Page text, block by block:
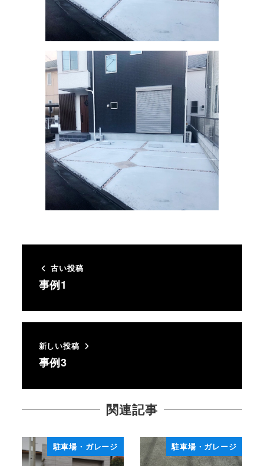
古い投稿
事例1
新しい投稿
事例3
関連記事
駐車場・ガレージ 駐車場・ガレージ